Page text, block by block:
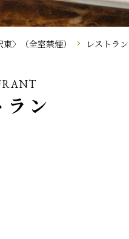
〉（全室禁煙） レストラン
ラン